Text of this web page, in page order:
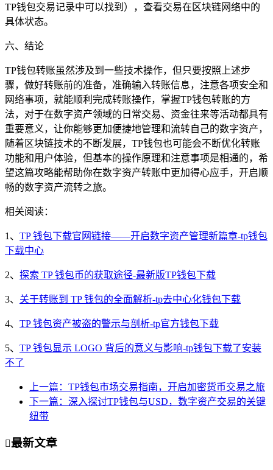
TP钱包交易记录中可以找到），查看交易在区块链网络中的
具体状态。
六、结论
TP钱包转账虽然涉及到一些技术操作，但只要按照上述步
骤，做好转账前的准备，准确输入转账信息，注意各项安全和
网络事项，就能顺利完成转账操作，掌握TP钱包转账的方
法，对于在数字资产领域的日常交易、资金往来等活动都具有
重要意义，让你能够更加便捷地管理和流转自己的数字资产，
随着区块链技术的不断发展，TP钱包也可能会不断优化转账
功能和用户体验，但基本的操作原理和注意事项是相通的，希
望这篇攻略能帮助你在数字资产转账中更加得心应手，开启顺
畅的数字资产流转之旅。
相关阅读：
1、 TP 钱包下载官网链接——开启数字资产管理新篇章-tp钱包
下载中心
2、 探索 TP 钱包币的获取途径-最新版TP钱包下载
3、 关于转账到 TP 钱包的全面解析-tp去中心化钱包下载
4、 TP 钱包资产被盗的警示与剖析-tp官方钱包下载
5、 TP 钱包显示 LOGO 背后的意义与影响-tp钱包下载了安装
不了
上一篇：TP钱包市场交易指南，开启加密货币交易之旅
下一篇：深入探讨TP钱包与USD，数字资产交易的关键
纽带
最新文章